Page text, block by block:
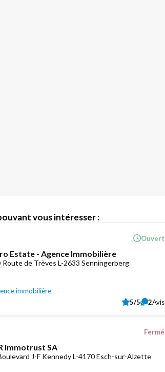
vous intéresser :
Estate - Agence Immobilière
Route de Trèves L-2633 Senningerberg
immobilière
Ouvert
5/5 2Avis
Immotrust SA
J-F Kennedy L-4170 Esch-sur-Alzette
Fermé